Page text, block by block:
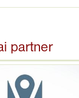
partner